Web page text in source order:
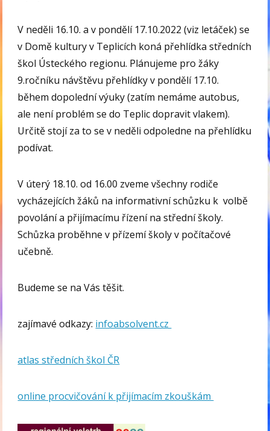
V neděli 16.10. a v pondělí 17.10.2022 (viz letáček) se
v Domě kultury v Teplicích koná přehlídka středních
škol Ústeckého regionu. Plánujeme pro žáky
9.ročníku návštěvu přehlídky v pondělí 17.10.
během dopolední výuky (zatím nemáme autobus,
ale není problém se do Teplic dopravit vlakem).
Určitě stojí za to se v neděli odpoledne na přehlídku
podívat.
V úterý 18.10. od 16.00 zveme všechny rodiče
vycházejících žáků na informativní schůzku k volbě
povolání a přijímacímu řízení na střední školy.
Schůzka proběhne v přízemí školy v počítačové
učebně.
Budeme se na Vás těšit.
zajímavé odkazy: infoabsolvent.cz
atlas středních škol ČR
online procvičování k přijímacím zkouškám